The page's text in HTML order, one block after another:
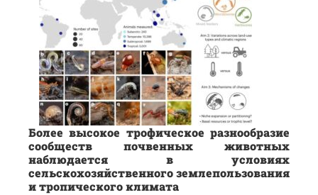
Более высокое трофическое разнообразие
сообществ почвенных животных
наблюдается в условиях
сельскохозяйственного землепользования
и тропического климата